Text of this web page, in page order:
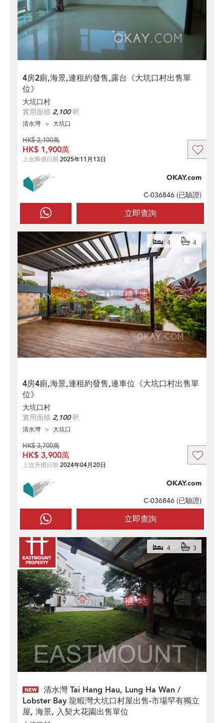
4房2廁,海景,連租約發售,露台《大坑口村出售單
位》
大坑口村
實用面積 2,100呎
清水灣 大坑口
立即查詢
OKAY.com
C-036846 (已驗證)
HK$ 2,100萬
HK$ 1,900萬
上次降價日期 2025年11月13日
4房4廁,海景,連租約發售,連車位《大坑口村出售單
位》
4 4
大坑口村
實用面積 2,100呎
清水灣 大坑口
立即查詢
OKAY.com
C-036846 (已驗證)
HK$ 3,700萬
HK$ 3,900萬
上次升價日期 2024年04月20日
清水灣 Tai Hang Hau, Lung Ha Wan /
Lobster Bay 龍蝦灣大坑口村屋出售-市場罕有獨立
屋, 海景, 入契大花園出售單位
4 3